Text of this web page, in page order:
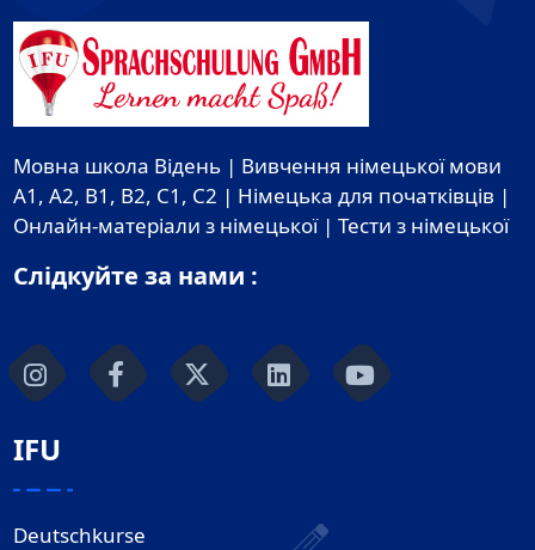
Мовна школа Відень | Вивчення німецької мови
A1, A2, B1, B2, C1, C2 | Німецька для початківців |
Онлайн-матеріали з німецької | Тести з німецької
Слідкуйте за нами :
IFU
Deutschkurse